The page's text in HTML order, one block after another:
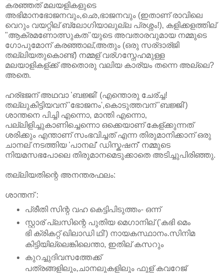
കരഞ്ഞത് മലയളികളുടെ
അഭിമാനഭോജനവും,ഛെ,ഭാജനവും (ഇതാണ് രാവിലെ
വെറും വയറ്റില് ബ്ലോഗിയാലുല്ല പ്രശ്നം!), കളിക്കളത്തില്
"ആക്രമണോത്സുകത"യുടെ അവതാരവുമായ നമ്മുടെ
ഗോപുമോന് കരഞ്ഞാല്,അതും (ഒരു സര്ദാര്ജി
തല്ലിയതുകൊണ്ട്) നമ്മള് വര്ഗസ്നേഹമുള്ള
മലയാളികള്ക്ക് അതൊരു വലിയ കാര്യം തന്നെ അല്ലെ?
അതെ.
ഹര്ഭജന് അഥവാ 'ബജ്ജി' (എന്തൊരു ചേര്ച്ച!
തല്ലുകിട്ടിയവന് 'ഭോജനം',കൊടുത്തവന് 'ബജ്ജി')
ശാന്തനെ പിച്ചി എന്നൊ, മാന്തി എന്നൊ,
പല്ലിളിച്ചുകാണിച്ചെന്നൊ ഒക്കെയാണ് കേള്ക്കുന്നത്
ശരിക്കും എന്താണ് സംഭവിച്ചത് എന്ന തിരുമാനിക്കാന് ഒരു
ചാനല് നടത്തിയ 'പാനല്' ഡിസ്കഷന്' നമ്മുടെ
നിയമസഭപോലെ തിരുമാനമെടുക്കാതെ അടിച്ചുപിരിഞ്ഞു.
തല്ലിയതിന്റെ അനന്തരഫലം:
ശാന്തന് :
പ്രീതി സിന്റ വഹ കെട്ടിപിടുത്തം- ഒന്ന്
സ്റ്റാര് പ്ലസിന്റെ പുതിയ മെഗാനില് ('കഭി മെം
ഭി ക്രികറ്റ് ഖിലാഡി ഥി') നായകസ്ഥാനം.സിനിമ
കിട്ടിയില്ലെങ്കിലെന്താ, ഇതില് കസറും
കുറച്ചുദിവസത്തേക്ക്
പത്രങ്ങളിലും,ചാനലുകളിലും ഫുള് കവറേജ്